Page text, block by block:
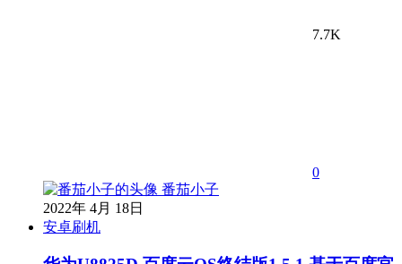
7.7K
0
番茄小子
2022年 4月 18日
安卓刷机